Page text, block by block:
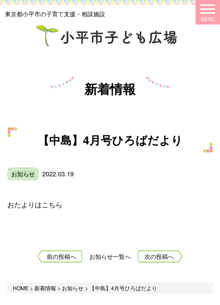
東京都小平市の子育て支援・相談施設
新着情報
【中島】4月号ひろばだより
お知らせ 2022.03.19
おたよりはこちら
前の投稿へ お知らせ一覧へ 次の投稿へ
HOME> 新着情報 > お知らせ> 【中島】4月号ひろばだより